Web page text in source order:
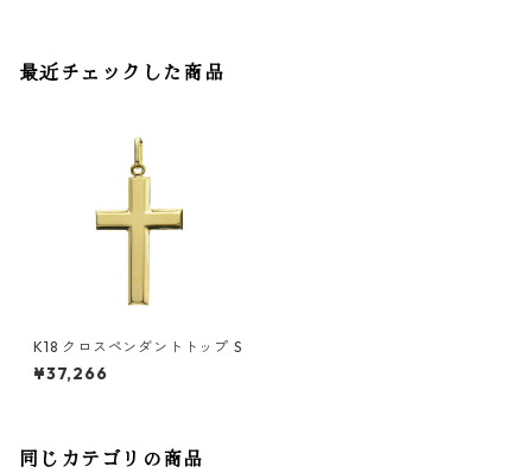
最近チェックした商品
K18 クロスペンダントトップ S
¥37,266
同じカテゴリの商品